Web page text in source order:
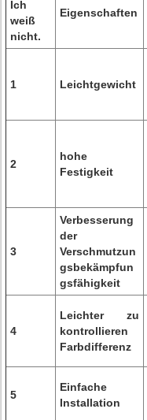
Ich
weiß
nicht.
Eigenschaften
1 Leichtgewicht
2
hohe
Festigkeit
3
Verbesserung
der
Verschmutzun
gsbekämpfun
gsfähigkeit
4
Leichter zu
kontrollieren
Farbdifferenz
5
Einfache
Installation